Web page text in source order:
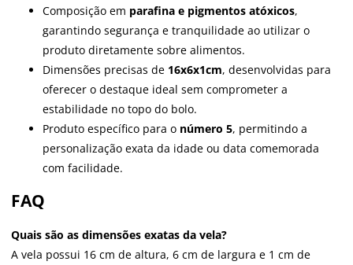
Composição em parafina e pigmentos atóxicos,
garantindo segurança e tranquilidade ao utilizar o
produto diretamente sobre alimentos.
Dimensões precisas de 16x6x1cm, desenvolvidas para
oferecer o destaque ideal sem comprometer a
estabilidade no topo do bolo.
Produto específico para o número 5, permitindo a
personalização exata da idade ou data comemorada
com facilidade.
FAQ
Quais são as dimensões exatas da vela?
A vela possui 16 cm de altura, 6 cm de largura e 1 cm de